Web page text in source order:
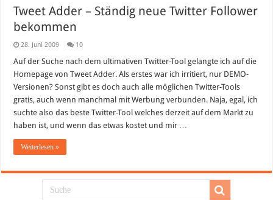
Tweet Adder – Ständig neue Twitter Follower
bekommen
28. Juni 2009 10
Auf der Suche nach dem ultimativen Twitter-Tool gelangte ich auf die
Homepage von Tweet Adder. Als erstes war ich irritiert, nur DEMO-
Versionen? Sonst gibt es doch auch alle möglichen Twitter-Tools
gratis, auch wenn manchmal mit Werbung verbunden. Naja, egal, ich
suchte also das beste Twitter-Tool welches derzeit auf dem Markt zu
haben ist, und wenn das etwas kostet und mir …
Weiterlesen »